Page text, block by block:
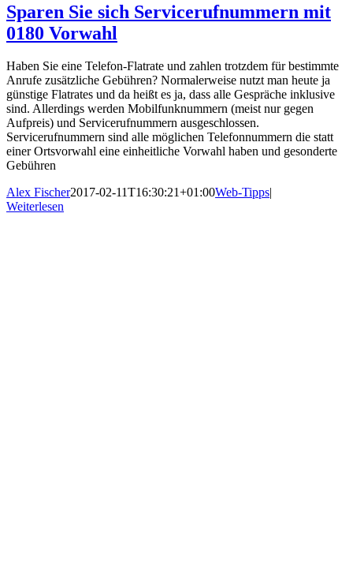
Sparen Sie sich Servicerufnummern mit
0180 Vorwahl
Haben Sie eine Telefon-Flatrate und zahlen trotzdem für bestimmte
Anrufe zusätzliche Gebühren? Normalerweise nutzt man heute ja
günstige Flatrates und da heißt es ja, dass alle Gespräche inklusive
sind. Allerdings werden Mobilfunknummern (meist nur gegen
Aufpreis) und Servicerufnummern ausgeschlossen.
Servicerufnummern sind alle möglichen Telefonnummern die statt
einer Ortsvorwahl eine einheitliche Vorwahl haben und gesonderte
Gebühren
Alex Fischer2017-02-11T16:30:21+01:00Web-Tipps|
Weiterlesen